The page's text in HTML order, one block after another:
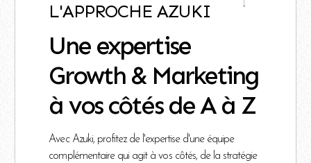
L'APPROCHE AZUKI
Une expertise
Growth & Marketing
à vos côtés de A à Z
Avec Azuki, profitez de l'expertise d'une équipe
complémentaire qui agit à vos côtés, de la stratégie